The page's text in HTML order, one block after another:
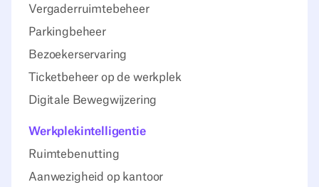
Vergaderruimtebeheer
Parkingbeheer
Bezoekerservaring
Ticketbeheer op de werkplek
Digitale Bewegwijzering
Werkplekintelligentie
Ruimtebenutting
Aanwezigheid op kantoor